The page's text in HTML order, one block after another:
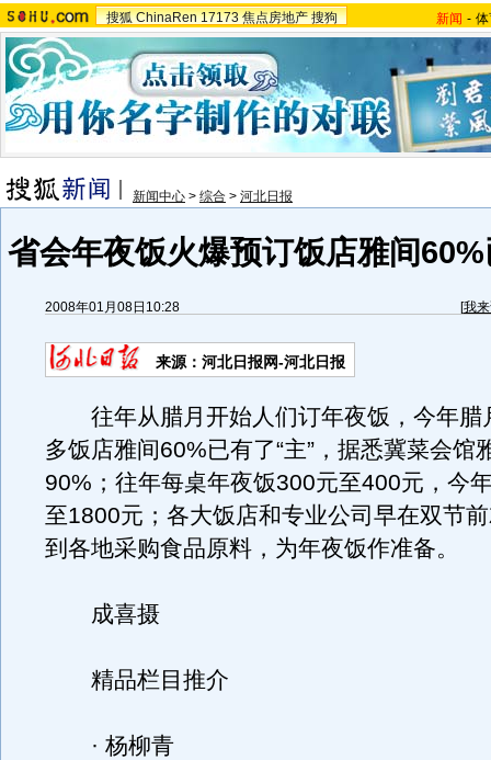
搜狐 ChinaRen 17173 焦点房地产 搜狗 新闻 -
新闻中心 > 综合 > 河北日报
省会年夜饭火爆预订饭店雅间
2008年01月08日10:28 [我
来源：河北日报网-河北日报
往年从腊月开始人们订年夜饭，今年腊
多饭店雅间60%已有了“主”，据悉冀菜会馆
90%；往年每桌年夜饭300元至400元，今
至1800元；各大饭店和专业公司早在双节
到各地采购食品原料，为年夜饭作准备。
成喜摄
精品栏目推介
· 杨柳青